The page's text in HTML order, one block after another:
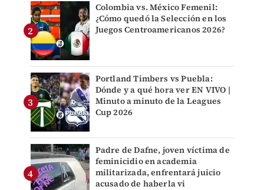
Colombia vs. México Femenil:
¿Cómo quedó la Selección en los
Juegos Centroamericanos 2026?
Portland Timbers vs Puebla:
Dónde y a qué hora ver EN VIVO |
Minuto a minuto de la Leagues
Cup 2026
Padre de Dafne, joven víctima de
feminicidio en academia
militarizada, enfrentará juicio
acusado de haberla vi